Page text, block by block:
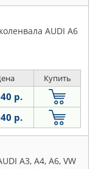
AUDI A6
Купить
р.
р.
A3, A4, A6, VW